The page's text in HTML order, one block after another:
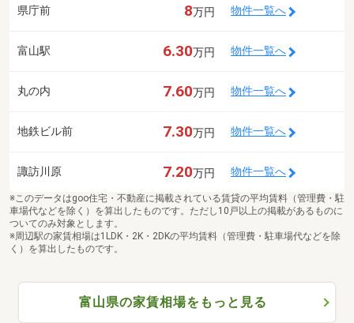
県庁前 8万円 物件一覧へ
富山駅 6.30万円 物件一覧へ
丸の内 7.60万円 物件一覧へ
地鉄ビル前 7.30万円 物件一覧へ
諏訪川原 7.20万円 物件一覧へ
※このデータはgoo住宅・不動産に掲載されている賃貸の平均賃料（管理費・駐
車場代などを除く）を算出したものです。ただし10戸以上の掲載があるものに
ついてのみ対象とします。
※周辺駅の家賃相場は1LDK・2K・2DKの平均賃料（管理費・駐車場代などを除
く）を算出したものです。
富山県の家賃相場をもっと見る